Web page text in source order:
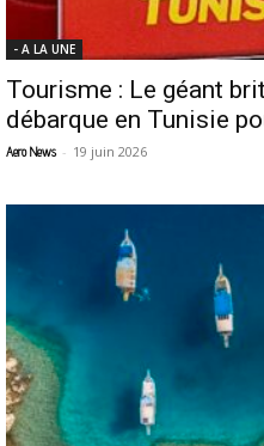
- A LA UNE
Tourisme : Le géant
débarque en Tunisie
Aero News - 19 juin 2026